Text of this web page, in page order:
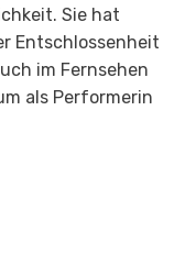
Sie hat
Entschlossenheit
im Fernsehen
als Performerin